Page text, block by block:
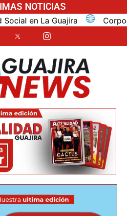
NOTICIAS
en La Guajira